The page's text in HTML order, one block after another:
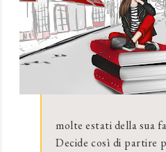
molte estati della sua
Decide così di partire